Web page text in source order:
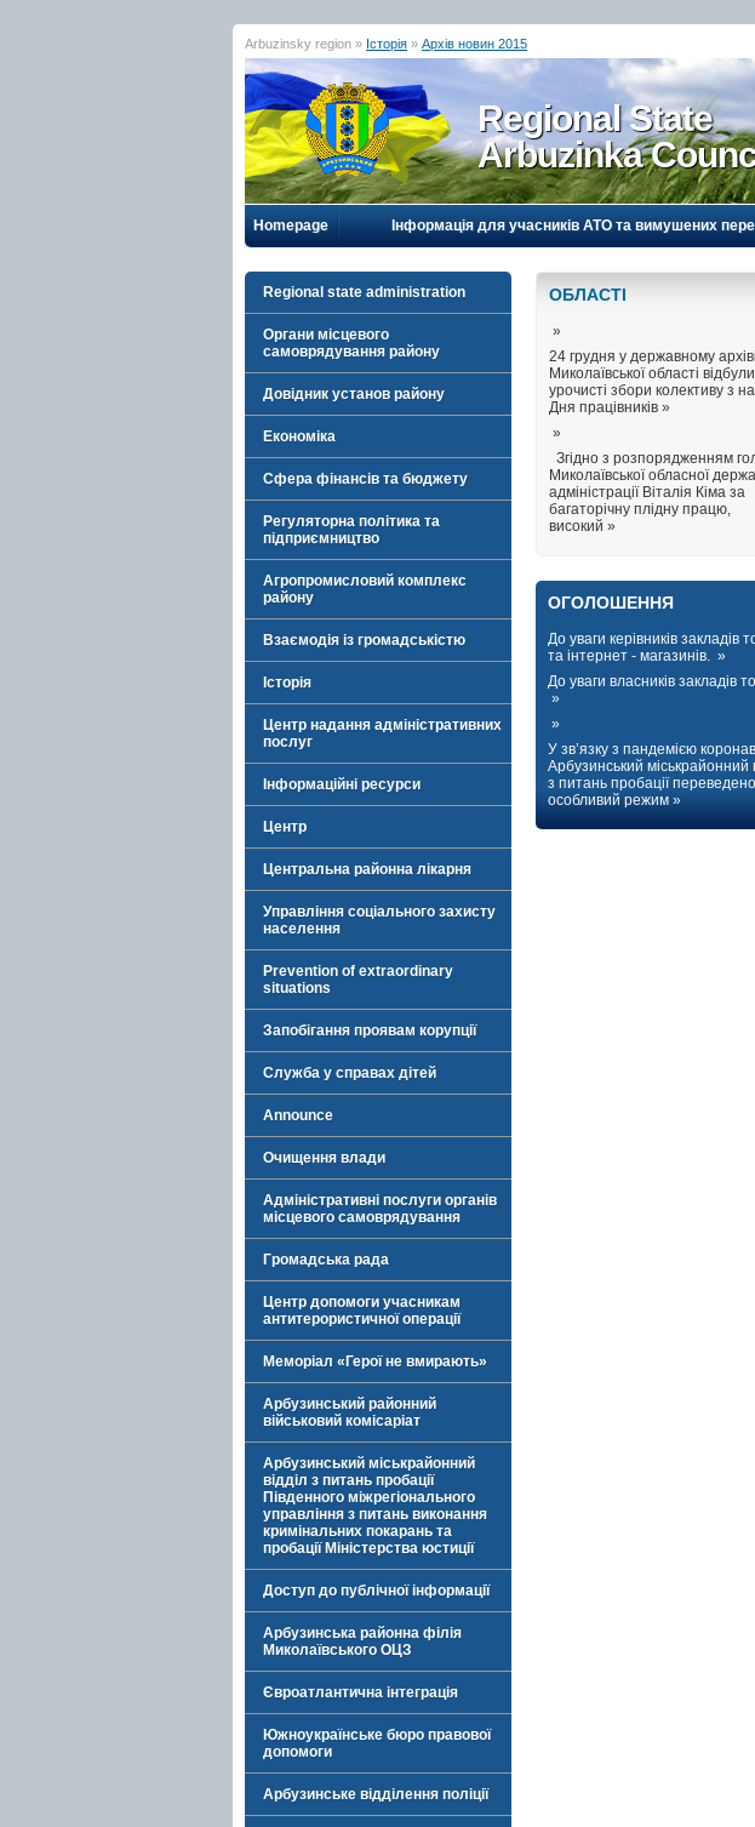
Arbuzinsky region » Історія » Архів новин 2015
Regional State
Arbuzinka
Homepage Інформація для учасників АТО та вимушених
Regional state administration
Органи місцевого
самоврядування району
Довідник установ району
Економіка
Сфера фінансів та бюджету
Регуляторна політика та
підприємництво
Агропромисловий комплекс
району
Взаємодія із громадськістю
Історія
Центр надання адміністративних
послуг
Інформаційні ресурси
Центр
Центральна районна лікарня
Управління соціального захисту
населення
Prevention of extraordinary
situations
Запобігання проявам корупції
Служба у справах дітей
Announce
Очищення влади
Адміністративні послуги органів
місцевого самоврядування
Громадська рада
Центр допомоги учасникам
антитерористичної операції
Меморіал «Герої не вмирають»
Арбузинський районний
військовий комісаріат
Арбузинський міськрайонний
відділ з питань пробації
Південного міжрегіонального
управління з питань виконання
кримінальних покарань та
пробації Міністерства юстиції
Доступ до публічної інформації
Арбузинська районна філія
Миколаївського ОЦЗ
Євроатлантична інтеграція
Южноукраїнське бюро правової
допомоги
Арбузинське відділення поліції
ОБЛАСТI
»
24 грудня у державному архіві
Миколаївської області
урочисті збори колективу з
Дня працівників »
»
Згідно з розпорядженням
Миколаївської обласної
адміністрації Віталія Кіма за
багаторічну плідну працю,
високий »
ОГОЛОШЕННЯ
До уваги керівників закладів
та інтернет - магазинів. »
До уваги власників закладів
»
»
У зв’язку з пандемією
Арбузинський міськрайонний
з питань пробації
особливий режим »